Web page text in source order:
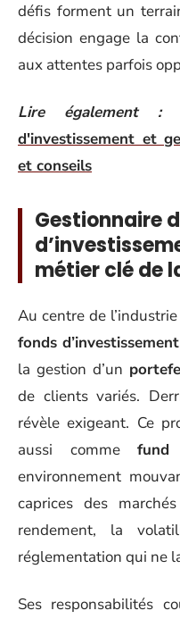
défis forment un
décision engage la
aux attentes parfois
Lire également :
d'investissement et
et conseils
Gestionnaire
métier clé de
Au centre de
fonds d’investissement
la gestion d’un
de clients variés.
révèle exigeant. Ce
aussi comme fund
environnement
caprices des
rendement, la
réglementation qui ne
Ses responsabilités